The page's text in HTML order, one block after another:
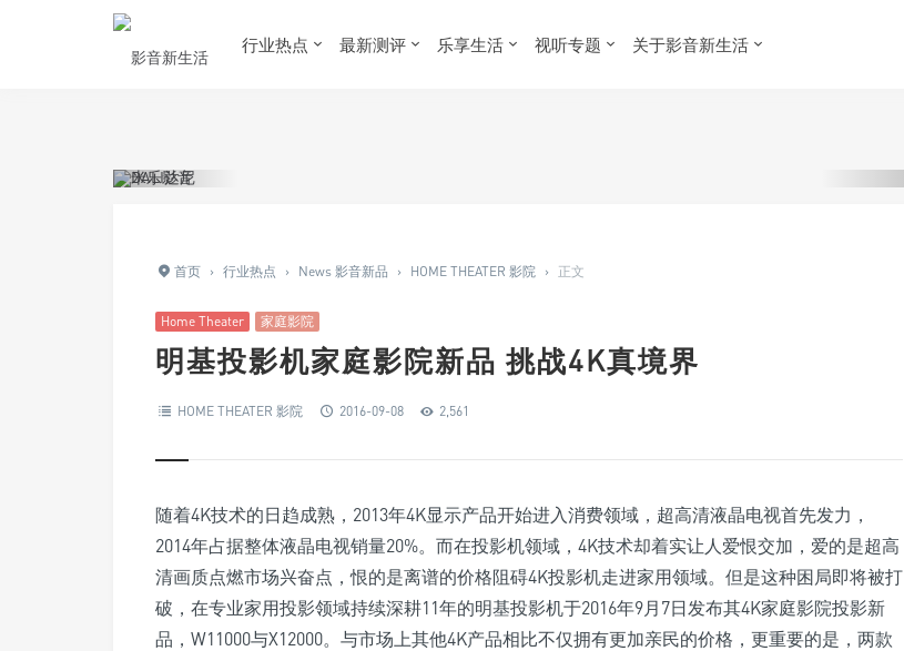
行业热点 最新测评 乐享生活 视听专题 关于影音新生活
: Trying to access array offset on value of type bool in
首页 › 行业热点 › News 影音新品 › HOME THEATER 影院 › 正文
Home Theater 家庭影院
明基投影机家庭影院新品 挑战4K真境界
HOME THEATER 影院 2016-09-08 2,561
随着4K技术的日趋成熟，2013年4K显示产品开始进入消费领域，超高清液晶电视首先发力，
2014年占据整体液晶电视销量20%。而在投影机领域，4K技术却着实让人爱恨交加，爱的是超高
清画质点燃市场兴奋点，恨的是离谱的价格阻碍4K投影机走进家用领域。但是这种困局即将被打
破，在专业家用投影领域持续深耕11年的明基投影机于2016年9月7日发布其4K家庭影院投影新
品，W11000与X12000。与市场上其他4K产品相比不仅拥有更加亲民的价格，更重要的是，两款